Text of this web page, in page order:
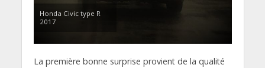
Honda Civic type R
2017
La première bonne surprise provient de la qualité